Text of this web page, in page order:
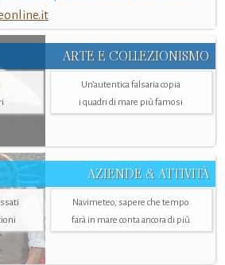
ARTE E COLLEZIONISMO
Un’autentica falsaria copia
i quadri di mare più famosi
AZIENDE & ATTIVITÀ
Navimeteo, sapere che tempo
farà in mare conta ancora di più